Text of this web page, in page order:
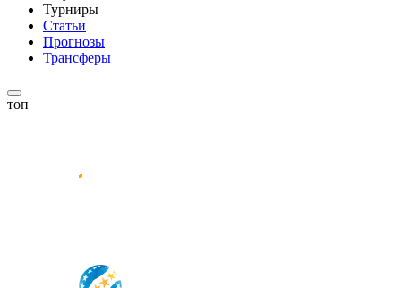
Турниры
Статьи
Прогнозы
Трансферы
топ